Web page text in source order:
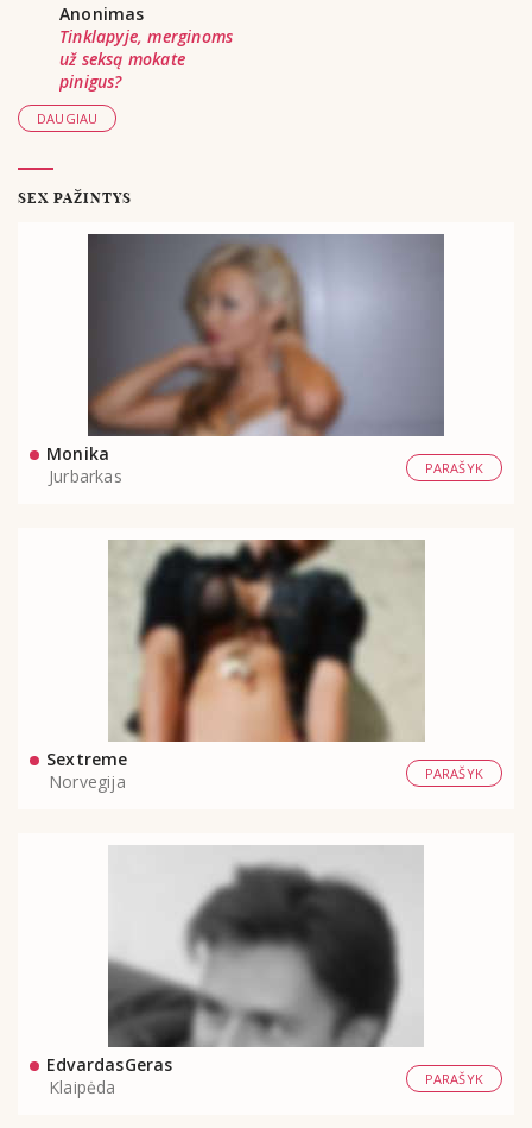
Anonimas
Tinklapyje, merginoms
už seksą mokate
pinigus?
DAUGIAU
SEX PAŽINTYS
Monika
Jurbarkas
PARAŠYK
Sextreme
Norvegija
PARAŠYK
EdvardasGeras
Klaipėda
PARAŠYK